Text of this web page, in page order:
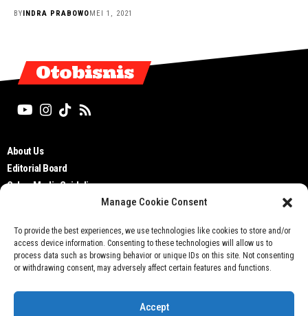
Manage Cookie Consent
To provide the best experiences, we use technologies like cookies to store and/or
access device information. Consenting to these technologies will allow us to
process data such as browsing behavior or unique IDs on this site. Not consenting
or withdrawing consent, may adversely affect certain features and functions.
Accept
BYINDRA PRABOWOMEI 1, 2021
Otobisnis
About Us
Editorial Board
Cyber Media Guidelines
Privacy Policy
Contact Us